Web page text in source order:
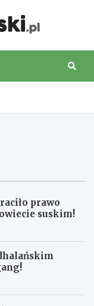
prawo
suskim!